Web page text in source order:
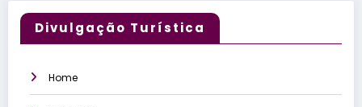
Divulgação Turística
Home